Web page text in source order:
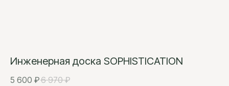
Инженерная доска SOPHISTICATION
5 600 ₽6 970 ₽